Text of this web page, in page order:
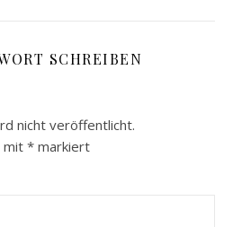
SCHREIBEN
nicht veröffentlicht.
mit * markiert